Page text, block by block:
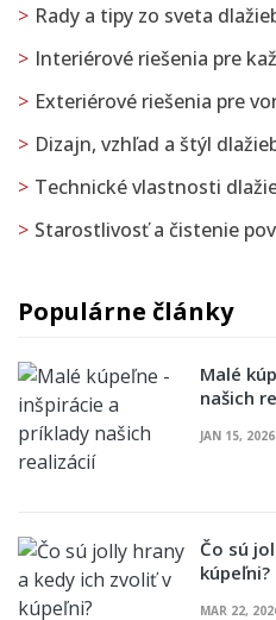
Rady a tipy zo sveta
Interiérové riešenia pre
Exteriérové riešenia pre
Dizajn, vzhľad a štýl
Technické vlastnosti
Starostlivosť a čistenie
Populárne články
Malé
našich
JAN 15, 2026
Čo sú
kúpeľni?
MAR 22,